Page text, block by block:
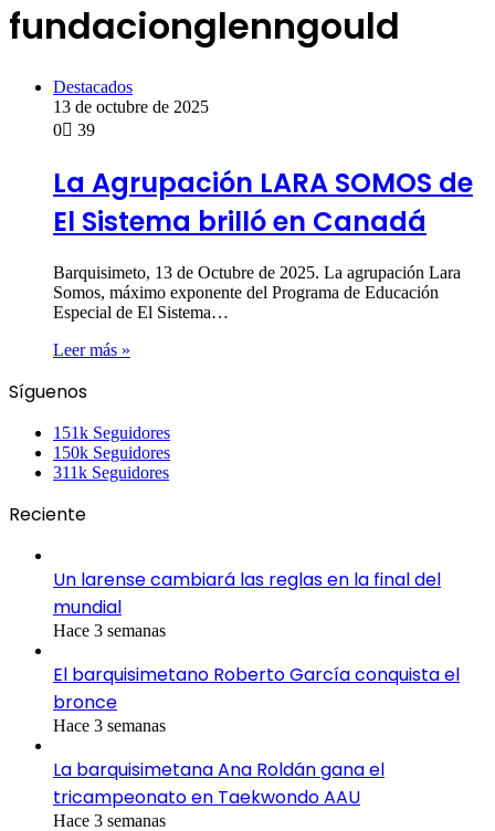
fundacionglenngould
Destacados
13 de octubre de 2025
0
39
La Agrupación LARA SOMOS de
El Sistema brilló en Canadá
Barquisimeto, 13 de Octubre de 2025. La agrupación Lara
Somos, máximo exponente del Programa de Educación
Especial de El Sistema…
Leer más »
Síguenos
151k Seguidores
150k Seguidores
311k Seguidores
Reciente
Un larense cambiará las reglas en la final del
mundial
Hace 3 semanas
El barquisimetano Roberto García conquista el
bronce
Hace 3 semanas
La barquisimetana Ana Roldán gana el
tricampeonato en Taekwondo AAU
Hace 3 semanas